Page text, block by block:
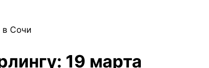
в Сочи
19 марта